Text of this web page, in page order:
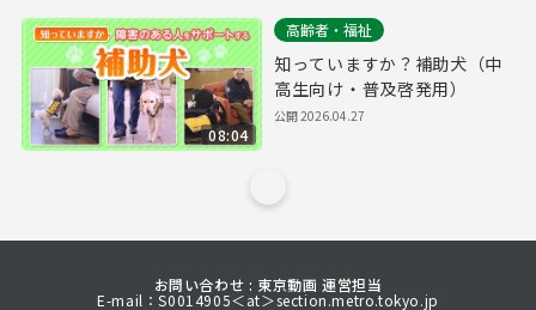
08:04
高齢者・福祉
知っていますか？補助犬（中
高生向け・普及啓発用）
公開2026.04.27
お問い合わせ : 東京動画 運営担当
E-mail：S0014905＜at＞section.metro.tokyo.jp